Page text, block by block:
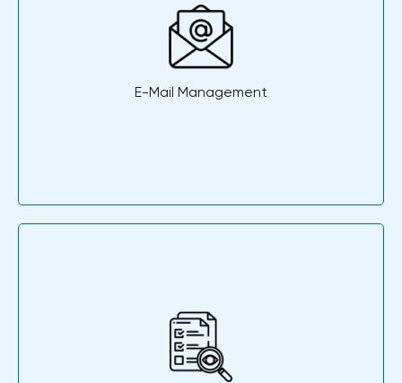
E-Mail Management